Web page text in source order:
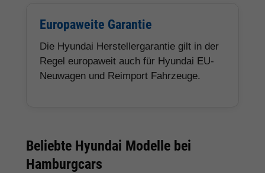
Europaweite Garantie
Die Hyundai Herstellergarantie gilt in der
Regel europaweit auch für Hyundai EU-
Neuwagen und Reimport Fahrzeuge.
Beliebte Hyundai Modelle bei
Hamburgcars